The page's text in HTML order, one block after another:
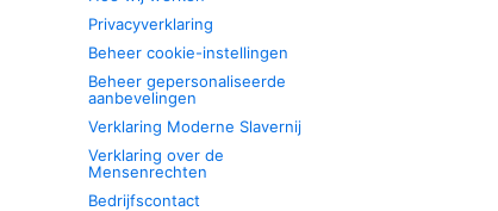
Privacyverklaring
Beheer cookie-instellingen
Beheer gepersonaliseerde
aanbevelingen
Verklaring Moderne Slavernij
Verklaring over de
Mensenrechten
Bedrijfscontact